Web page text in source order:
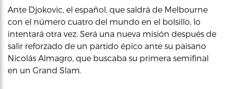
Ante Djokovic, el español, que saldrá de Melbourne
con el número cuatro del mundo en el bolsillo, lo
intentará otra vez. Será una nueva misión después de
salir reforzado de un partido épico ante su paisano
Nicolás Almagro, que buscaba su primera semifinal
en un Grand Slam.